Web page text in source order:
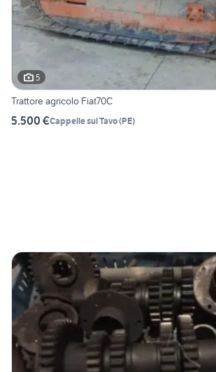
5
Trattore agricolo Fiat70C
5.500 €Cappelle sul Tavo(PE)